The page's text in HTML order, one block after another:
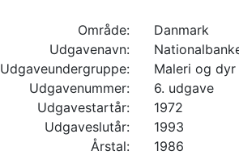
Område:
Danmark
Udgavenavn:
Udgaveundergruppe:
Maleri og dyr
Udgavenummer:
6. udgave
Udgavestartår:
1972
Udgaveslutår:
1993
Årstal:
1986